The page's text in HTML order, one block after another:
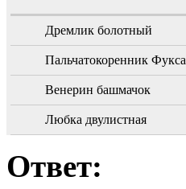
Дремлик болотный
Пальчатокоренник Фукса
Венерин башмачок
Любка двулистная
Ответ: